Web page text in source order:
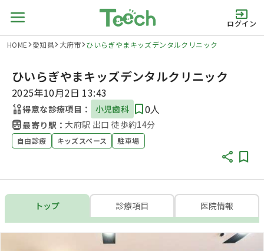
ログイン
HOME 愛知県 大府市 ひいらぎやまキッズデンタルクリニック
ひいらぎやまキッズデンタルクリニック
2025年10月2日 13:43
得意な診療項目： 小児歯科 0人
最寄り駅： 大府駅 出口 徒歩約14分
自由診療 キッズスペース 駐車場
トップ 診療項目 医院情報